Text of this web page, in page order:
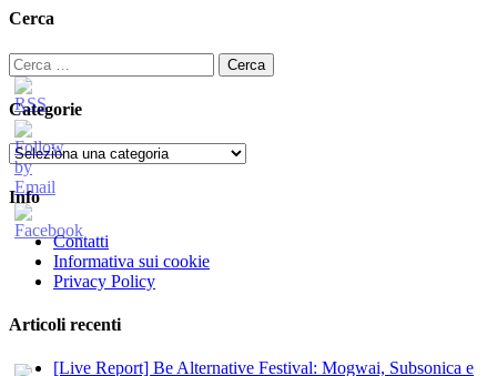
Cerca
Ricerca
per:
Categorie
Categorie
Info
Contatti
Informativa sui cookie
Privacy Policy
Articoli recenti
[Live Report] Be Alternative Festival: Mogwai, Subsonica e